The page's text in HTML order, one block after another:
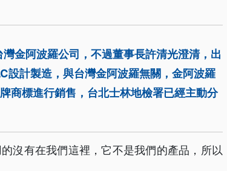
金阿波羅公司，不過董事長許清光澄清，出
計製造，與台灣金阿波羅無關，金阿波羅
商標進行銷售，台北士林地檢署已經主動分
沒有在我們這裡，它不是我們的產品，所以